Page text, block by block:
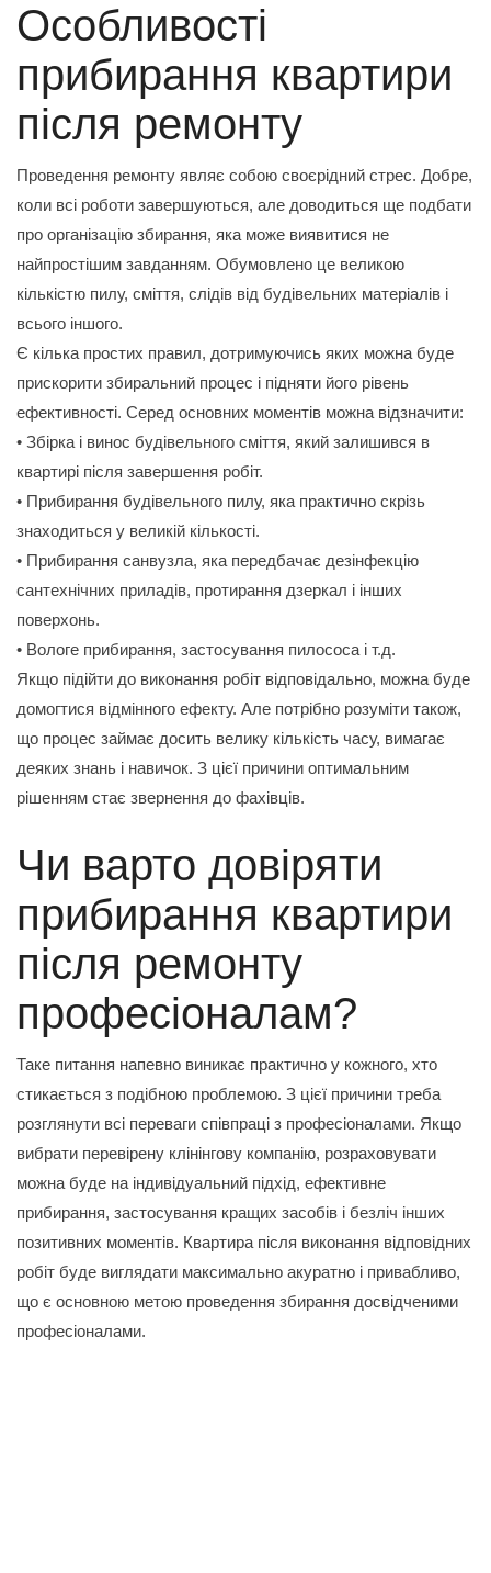
Особливості
прибирання квартири
після ремонту
Проведення ремонту являє собою своєрідний стрес. Добре,
коли всі роботи завершуються, але доводиться ще подбати
про організацію збирання, яка може виявитися не
найпростішим завданням. Обумовлено це великою
кількістю пилу, сміття, слідів від будівельних матеріалів і
всього іншого.
Є кілька простих правил, дотримуючись яких можна буде
прискорити збиральний процес і підняти його рівень
ефективності. Серед основних моментів можна відзначити:
• Збірка і винос будівельного сміття, який залишився в
квартирі після завершення робіт.
• Прибирання будівельного пилу, яка практично скрізь
знаходиться у великій кількості.
• Прибирання санвузла, яка передбачає дезінфекцію
сантехнічних приладів, протирання дзеркал і інших
поверхонь.
• Вологе прибирання, застосування пилососа і т.д.
Якщо підійти до виконання робіт відповідально, можна буде
домогтися відмінного ефекту. Але потрібно розуміти також,
що процес займає досить велику кількість часу, вимагає
деяких знань і навичок. З цієї причини оптимальним
рішенням стає звернення до фахівців.
Чи варто довіряти
прибирання квартири
після ремонту
професіоналам?
Таке питання напевно виникає практично у кожного, хто
стикається з подібною проблемою. З цієї причини треба
розглянути всі переваги співпраці з професіоналами. Якщо
вибрати перевірену клінінгову компанію, розраховувати
можна буде на індивідуальний підхід, ефективне
прибирання, застосування кращих засобів і безліч інших
позитивних моментів. Квартира після виконання відповідних
робіт буде виглядати максимально акуратно і привабливо,
що є основною метою проведення збирання досвідченими
професіоналами.